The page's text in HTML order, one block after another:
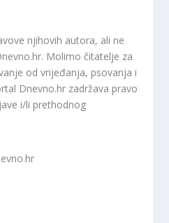
njihovih autora, ali ne
Molimo čitatelje za
od vrijeđanja, psovanja i
Dnevno.hr zadržava pravo
i/li prethodnog